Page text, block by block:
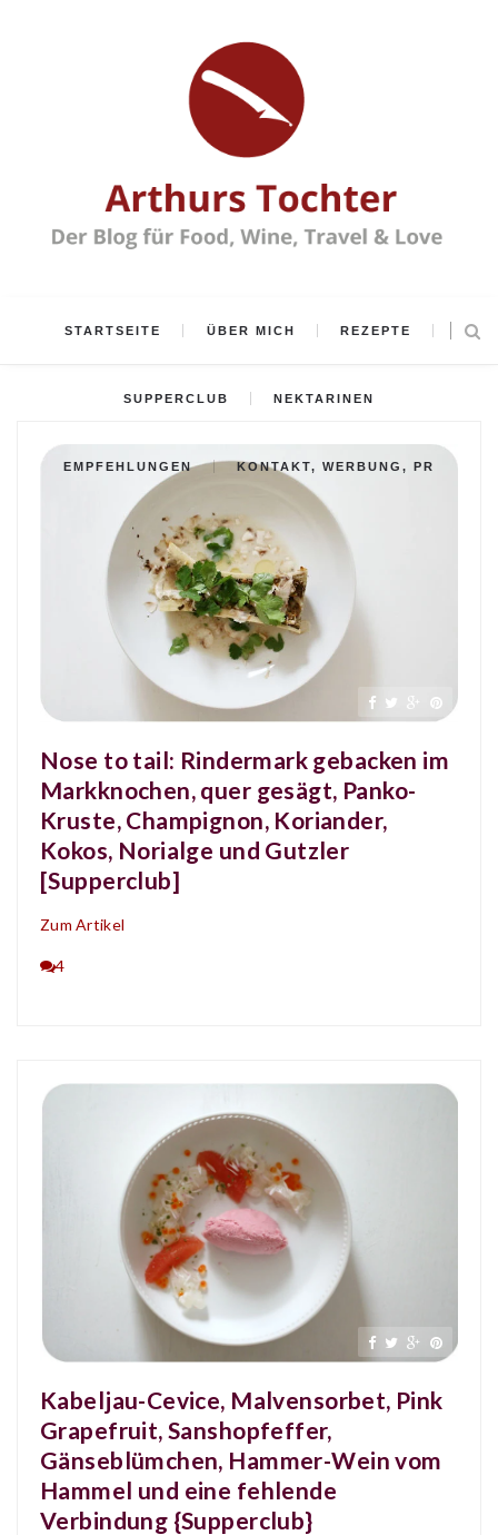
STARTSEITE ÜBER MICH REZEPTE
SUPPERCLUB NEKTARINEN
EMPFEHLUNGEN KONTAKT, WERBUNG, PR
Nose to tail: Rindermark gebacken im
Markknochen, quer gesägt, Panko-
Kruste, Champignon, Koriander,
Kokos, Norialge und Gutzler
[Supperclub]
Zum Artikel
4
Kabeljau-Cevice, Malvensorbet, Pink
Grapefruit, Sanshopfeffer,
Gänseblümchen, Hammer-Wein vom
Hammel und eine fehlende
Verbindung {Supperclub}